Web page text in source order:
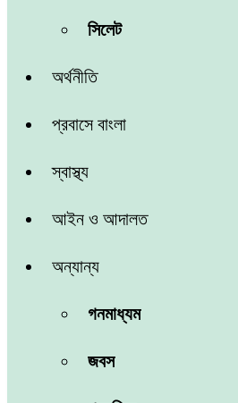
সিলেট
অর্থনীতি
প্রবাসে বাংলা
স্বাস্থ্য
আইন ও আদালত
অন্যান্য
গনমাধ্যম
জবস